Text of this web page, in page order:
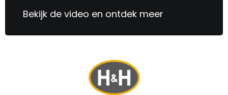
Bekijk de video en ontdek meer